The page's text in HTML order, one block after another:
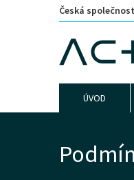
Česká
ÚVOD